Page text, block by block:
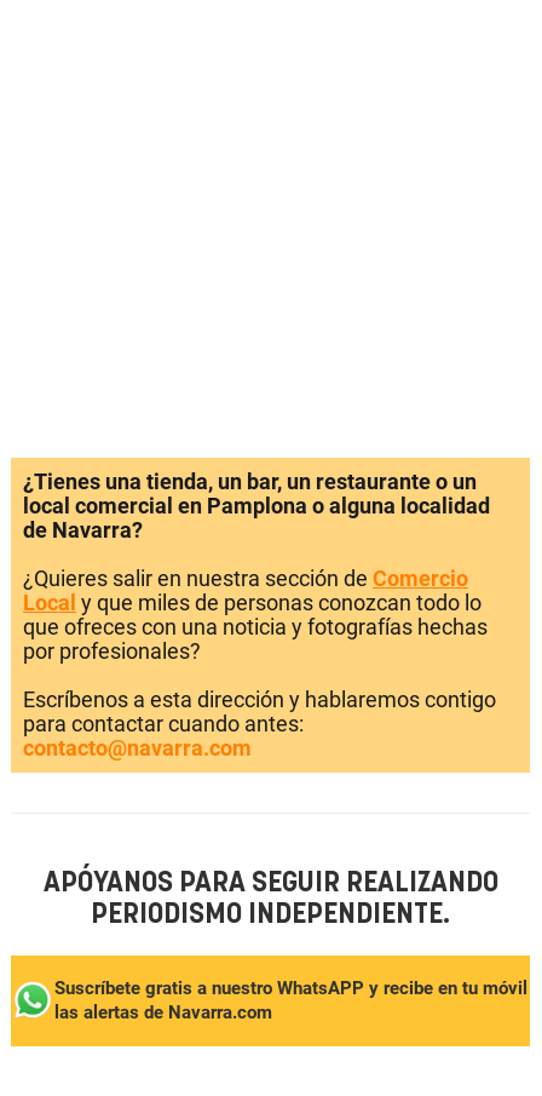
¿Tienes una tienda, un bar, un restaurante o un
local comercial en Pamplona o alguna localidad
de Navarra?
¿Quieres salir en nuestra sección de Comercio
Local y que miles de personas conozcan todo lo
que ofreces con una noticia y fotografías hechas
por profesionales?
Escríbenos a esta dirección y hablaremos contigo
para contactar cuando antes:
contacto@navarra.com
APÓYANOS PARA SEGUIR REALIZANDO
PERIODISMO INDEPENDIENTE.
Suscríbete gratis a nuestro WhatsAPP y recibe en tu móvil
las alertas de Navarra.com